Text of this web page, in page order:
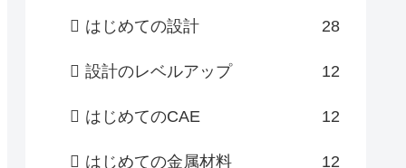
はじめての設計 28
設計のレベルアップ 12
はじめてのCAE 12
はじめての金属材料 12